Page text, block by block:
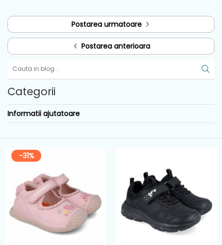
Postarea urmatoare
Postarea anterioara
Categorii
Informatii ajutatoare
-31%